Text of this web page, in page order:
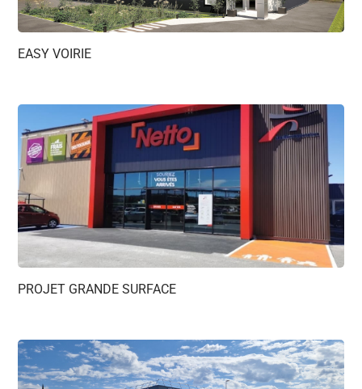
EASY VOIRIE
PROJET GRANDE SURFACE